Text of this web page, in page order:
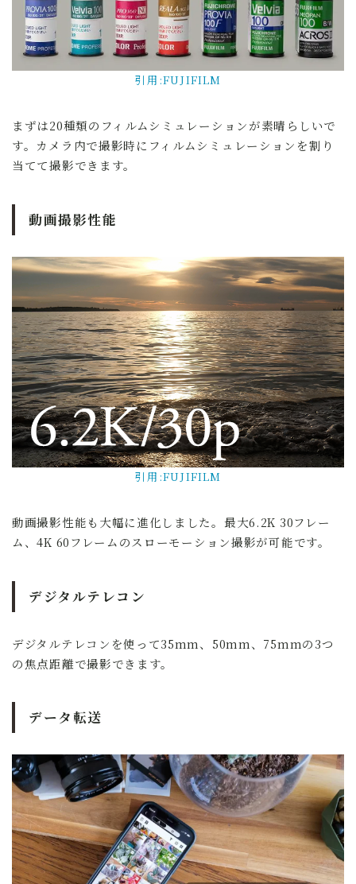
引用:FUJIFILM
まずは20種類のフィルムシミュレーションが素晴らしいで
す。カメラ内で撮影時にフィルムシミュレーションを割り
当てて撮影できます。
動画撮影性能
引用:FUJIFILM
動画撮影性能も大幅に進化しました。最大6.2K 30フレー
ム、4K 60フレームのスローモーション撮影が可能です。
デジタルテレコン
デジタルテレコンを使って35mm、50mm、75mmの3つ
の焦点距離で撮影できます。
データ転送